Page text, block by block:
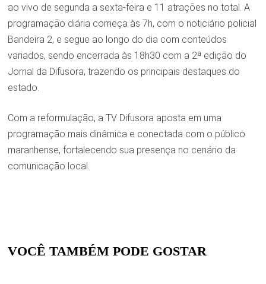
ao vivo de segunda a sexta-feira e 11 atrações no total. A
programação diária começa às 7h, com o noticiário policial
Bandeira 2, e segue ao longo do dia com conteúdos
variados, sendo encerrada às 18h30 com a 2ª edição do
Jornal da Difusora, trazendo os principais destaques do
estado.
Com a reformulação, a TV Difusora aposta em uma
programação mais dinâmica e conectada com o público
maranhense, fortalecendo sua presença no cenário da
comunicação local.
VOCÊ TAMBÉM PODE GOSTAR